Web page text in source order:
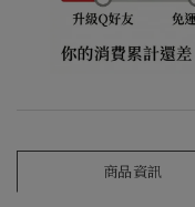
商品資訊